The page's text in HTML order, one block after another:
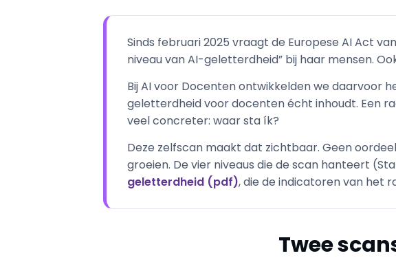
Sinds februari 2025 vraagt de Europese AI Act
niveau van AI-geletterdheid” bij haar mensen.
Bij AI voor Docenten ontwikkelden we daarvoor
geletterdheid voor docenten écht inhoudt. Een
veel concreter: waar sta ík?
Deze zelfscan maakt dat zichtbaar. Geen
groeien. De vier niveaus die de scan hanteert
geletterdheid (pdf), die de indicatoren van het
Twee